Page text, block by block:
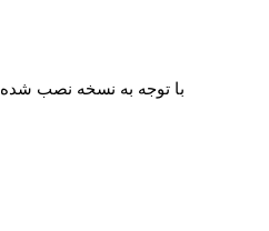
با توجه به نسخه نصب شده